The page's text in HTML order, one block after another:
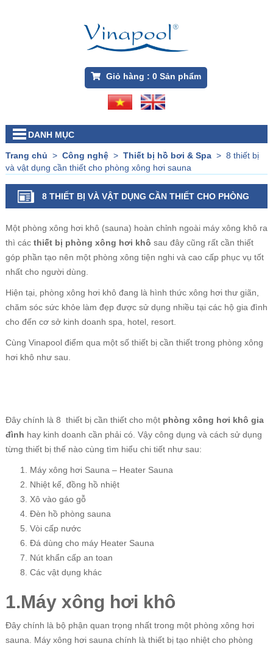
Giỏ hàng : 0Sản phẩm
DANH MỤC
Trang chủ > Công nghệ> Thiết bị hồ bơi & Spa> 8 thiết bị
và vật dụng cần thiết cho phòng xông hơi sauna
8 THIẾT BỊ VÀ VẬT DỤNG CẦN THIẾT CHO PHÒNG
Một phòng xông hơi khô (sauna) hoàn chỉnh ngoài máy xông khô ra
thì các thiết bị phòng xông hơi khô sau đây cũng rất cần thiết
góp phần tạo nên một phòng xông tiện nghi và cao cấp phục vụ tốt
nhất cho người dùng.
Hiện tại, phòng xông hơi khô đang là hình thức xông hơi thư giãn,
chăm sóc sức khỏe làm đẹp được sử dụng nhiều tại các hộ gia đình
cho đến cơ sở kinh doanh spa, hotel, resort.
Cùng Vinapool điểm qua một số thiết bị cần thiết trong phòng xông
hơi khô như sau.
Đây chính là 8 thiết bị cần thiết cho một phòng xông hơi khô gia
đình hay kinh doanh cần phải có. Vậy công dụng và cách sử dụng
từng thiết bị thế nào cùng tìm hiểu chi tiết như sau:
Máy xông hơi Sauna – Heater Sauna
Nhiệt kế, đồng hồ nhiệt
Xô vào gáo gỗ
Đèn hồ phòng sauna
Vòi cấp nước
Đá dùng cho máy Heater Sauna
Nút khẩn cấp an toan
Các vật dụng khác
1.Máy xông hơi khô
Đây chính là bộ phận quan trọng nhất trong một phòng xông hơi
sauna. Máy xông hơi sauna chính là thiết bị tạo nhiệt cho phòng